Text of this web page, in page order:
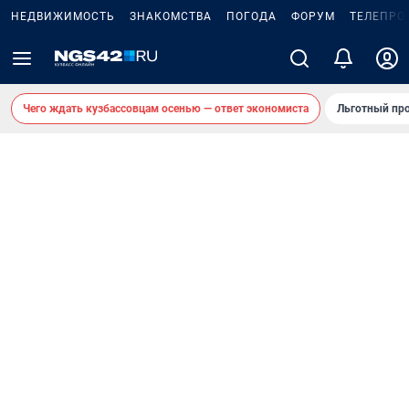
НЕДВИЖИМОСТЬ ЗНАКОМСТВА ПОГОДА ФОРУМ
Чего ждать кузбассовцам осенью — ответ экономиста Льготный